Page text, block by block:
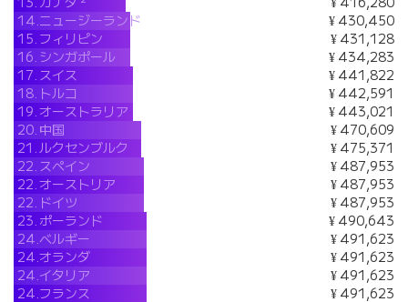
14.ニュージーランド
¥ 430,450
15. フィリピン
¥ 431,128
16. シンガポール
¥ 434,283
17. スイス
¥ 441,822
18. トルコ
¥ 442,591
19.オーストラリア
¥ 443,021
20. 中国
¥ 470,609
21.ルクセンブルク
¥ 475,371
22. スペイン
¥ 487,953
22.オーストリア
¥ 487,953
22. ドイツ
¥ 487,953
23. ポーランド
¥ 490,643
24.ベルギー
¥ 491,623
24.オランダ
¥ 491,623
24.イタリア
¥ 491,623
24.フランス
¥ 491,623